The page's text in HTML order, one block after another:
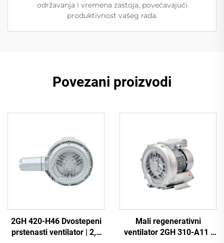
održavanja i vremena zastoja, povećavajući
produktivnost vašeg rada.
Povezani proizvodi
2GH 420-H46 Dvostepeni
prstenasti ventilator | 2,2
Mali regenerativni
ventilator 2GH 310-A11 |